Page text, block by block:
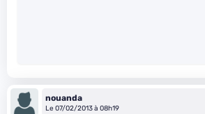
nouanda
Le 07/02/2013 à 08h19